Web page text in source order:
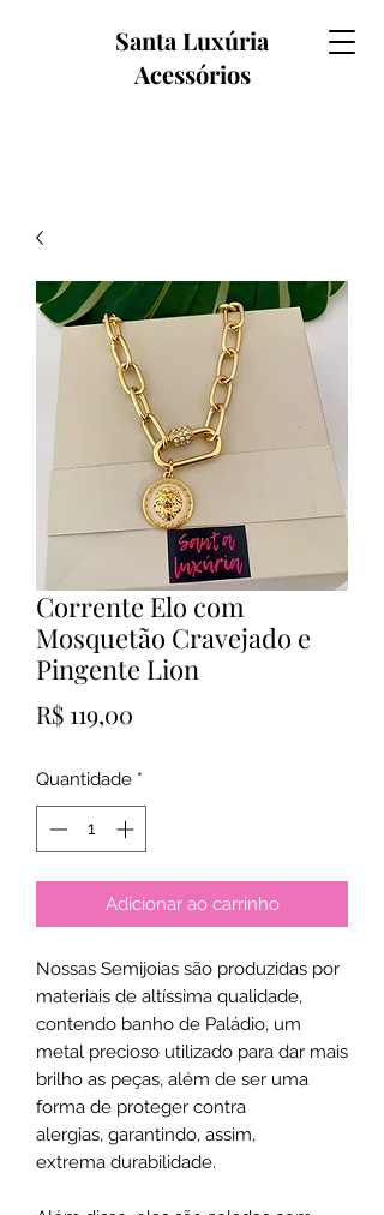
Santa Luxúria
Acessórios
Corrente Elo com
Mosquetão Cravejado e
Pingente Lion
R$ 119,00
Quantidade *
Adicionar ao carrinho
Nossas Semijoias são produzidas por
materiais de altíssima qualidade,
contendo banho de Paládio, um
metal precioso utilizado para dar mais
brilho as peças, além de ser uma
forma de proteger contra
alergias, garantindo, assim,
extrema durabilidade.